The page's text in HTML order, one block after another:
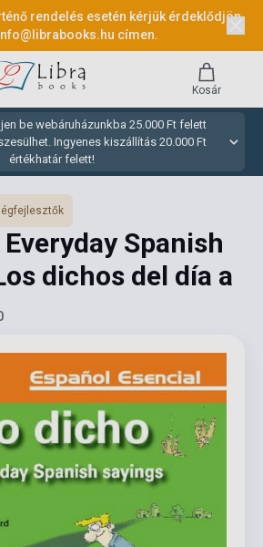
rendelés esetén kérjük érdeklődjön
címen.
be webáruházunkba 25.000 Ft felett
Ingyenes kiszállítás 20.000 Ft
értékhatár felett!
Kosár
Spanish
dichos del día a